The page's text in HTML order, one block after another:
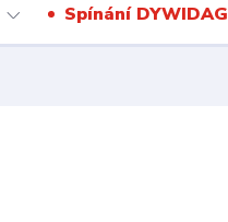
Spínání DYWIDAG